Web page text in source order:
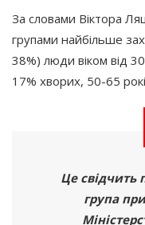
За словами Віктора
групами найбільше
38%) люди віком від
17% хворих, 50-65
Це свідчить
група